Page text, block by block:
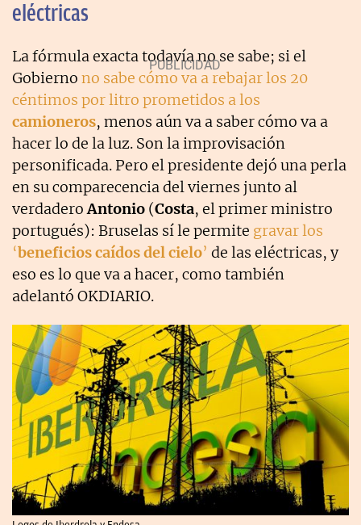
eléctricas
La fórmula exacta todavía no se sabe; si el
Gobierno no sabe cómo va a rebajar los 20
céntimos por litro prometidos a los
camioneros, menos aún va a saber cómo va a
hacer lo de la luz. Son la improvisación
personificada. Pero el presidente dejó una perla
en su comparecencia del viernes junto al
verdaderoAntonio (Costa, el primer ministro
portugués): Bruselas sí le permite gravar los
‘beneficios caídos del cielo’ de las eléctricas, y
eso es lo que va a hacer, como también
adelantó OKDIARIO.